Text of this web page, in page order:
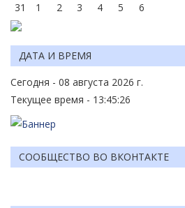
31
1 2 3 4 5 6
ДАТА И ВРЕМЯ
Сегодня - 08 августа 2026 г.
Текущее время - 13:45:26
СООБЩЕСТВО ВО ВКОНТАКТЕ